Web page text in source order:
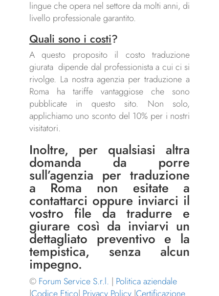
lingue che opera nel settore da molti anni, di
livello professionale garantito.
Quali sono i costi?
A questo proposito il costo traduzione
giurata dipende dal professionista a cui ci si
rivolge. La nostra agenzia per traduzione a
Roma ha tariffe vantaggiose che sono
pubblicate in questo sito. Non solo,
applichiamo uno sconto del 10% per i nostri
visitatori.
Inoltre, per qualsiasi altra
domanda da porre
sull’agenzia per traduzione
a Roma non esitate a
contattarci oppure inviarci il
vostro file da tradurre e
giurare così da inviarvi un
dettagliato preventivo e la
tempistica, senza alcun
impegno.
© Forum Service S.r.l. | Politica aziendale
|Codice Etico| Privacy Policy|Certificazione